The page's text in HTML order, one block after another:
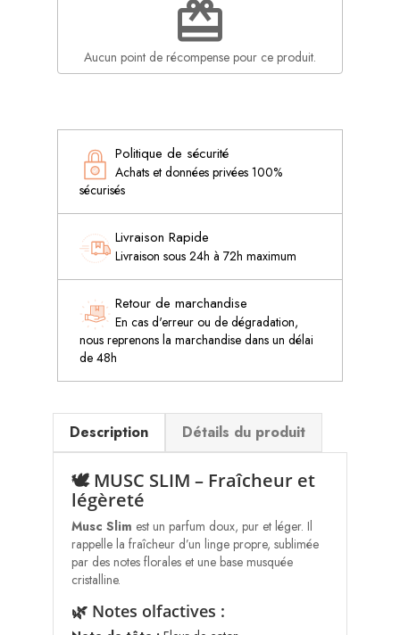
redeem
Aucun point de récompense pour ce produit.
Politique de sécurité
Achats et données privées 100%
sécurisés
Livraison Rapide
Livraison sous 24h à 72h maximum
Retour de marchandise
En cas d'erreur ou de dégradation,
nous reprenons la marchandise dans un délai
de 48h
Description Détails du produit
🕊️ MUSC SLIM – Fraîcheur et
légèreté
Musc Slim est un parfum doux, pur et léger. Il
rappelle la fraîcheur d’un linge propre, sublimée
par des notes florales et une base musquée
cristalline.
🌿 Notes olfactives :